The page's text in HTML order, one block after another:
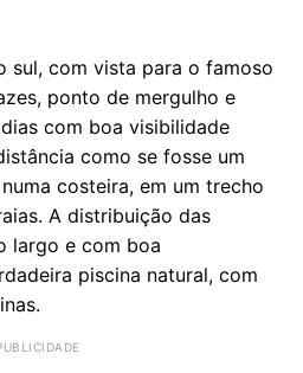
sul, com vista para o famoso
ponto de mergulho e
com boa visibilidade
como se fosse um
costeira, em um trecho
A distribuição das
largo e com boa
piscina natural, com